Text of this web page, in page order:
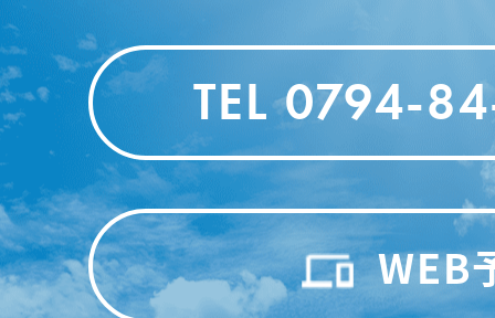
TEL 0794-
WEB